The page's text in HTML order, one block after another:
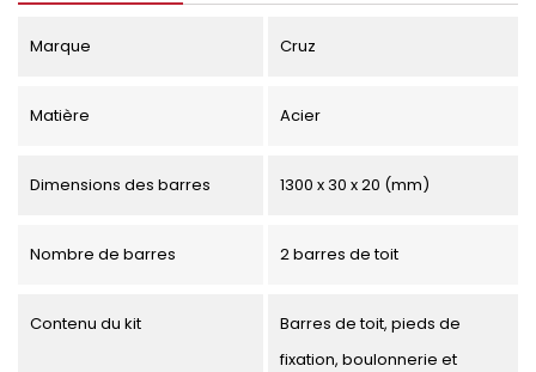
Marque Cruz
Matière Acier
Dimensions des barres 1300 x 30 x 20 (mm)
Nombre de barres 2 barres de toit
Contenu du kit
Barres de toit, pieds de
fixation, boulonnerie et